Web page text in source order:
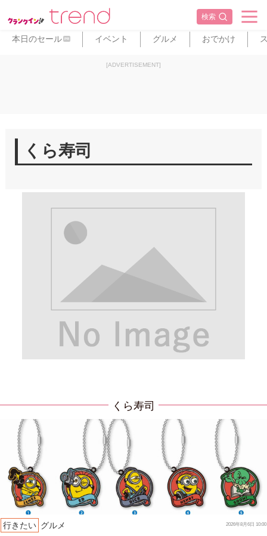
検索
本日のセール PR イベント グルメ おでかけ
[ADVERTISEMENT]
くら寿司
くら寿司
行きたい グルメ 2026年8月6日 10:00